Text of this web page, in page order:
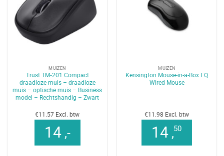
MUIZEN
Trust TM‑201 Compact
draadloze muis – draadloze
muis – optische muis – Business
model – Rechtshandig – Zwart
€11.57 Excl. btw
14,-
MUIZEN
Kensington Mouse-in-a-Box EQ
Wired Mouse
€11.98 Excl. btw
14 ,50